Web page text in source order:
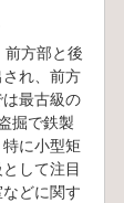
前方部と後
れ、前方
最古級の
掘で鉄製
に小型矩
して注目
どに関す